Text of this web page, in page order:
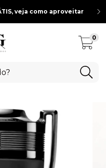
veja como aproveitar
0